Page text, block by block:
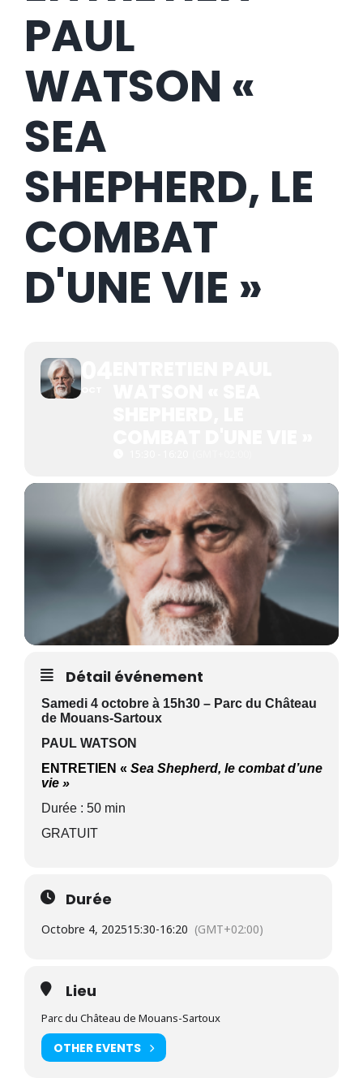
PAUL
WATSON «
SEA
SHEPHERD, LE
COMBAT
D'UNE VIE »
Détail événement
Samedi 4 octobre à 15h30 – Parc du Château
de Mouans-Sartoux
PAUL WATSON
ENTRETIEN « Sea Shepherd, le combat d’une
vie »
Durée : 50 min
GRATUIT
Durée
Octobre 4, 202515:30-16:20 (GMT+02:00)
Lieu
Parc du Château de Mouans-Sartoux
OTHER EVENTS